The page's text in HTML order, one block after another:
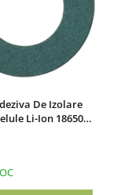
De Izolare
Li-Ion 18650,